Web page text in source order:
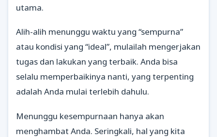
utama.
Alih-alih menunggu waktu yang “sempurna”
atau kondisi yang “ideal”, mulailah mengerjakan
tugas dan lakukan yang terbaik. Anda bisa
selalu memperbaikinya nanti, yang terpenting
adalah Anda mulai terlebih dahulu.
Menunggu kesempurnaan hanya akan
menghambat Anda. Seringkali, hal yang kita